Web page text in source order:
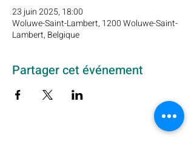
23 juin 2025, 18:00
Woluwe-Saint-Lambert, 1200 Woluwe-Saint-
Lambert, Belgique
Partager cet événement